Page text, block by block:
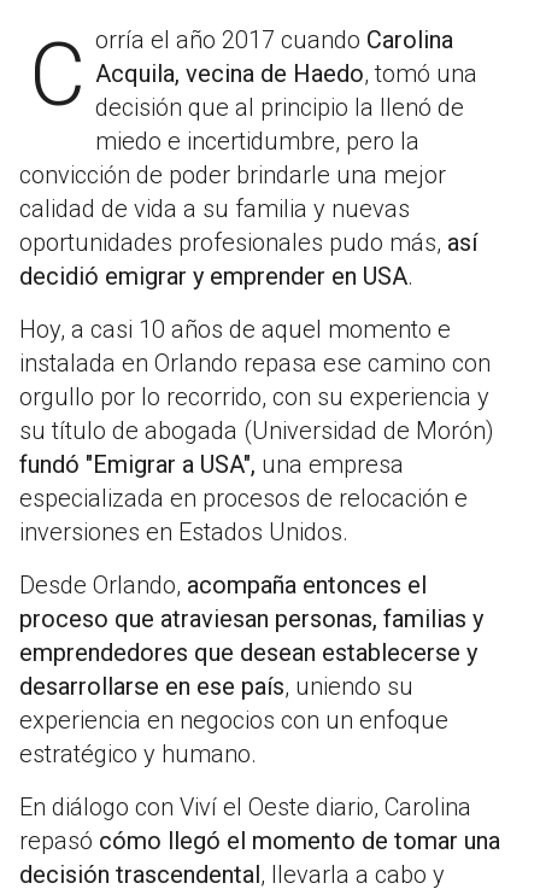
Corría el año 2017 cuando Carolina
Acquila, vecina de Haedo, tomó una
decisión que al principio la llenó de
miedo e incertidumbre, pero la
convicción de poder brindarle una mejor
calidad de vida a su familia y nuevas
oportunidades profesionales pudo más, así
decidió emigrar y emprender en USA.
Hoy, a casi 10 años de aquel momento e
instalada en Orlando repasa ese camino con
orgullo por lo recorrido, con su experiencia y
su título de abogada (Universidad de Morón)
fundó "Emigrar a USA", una empresa
especializada en procesos de relocación e
inversiones en Estados Unidos.
Desde Orlando, acompaña entonces el
proceso que atraviesan personas, familias y
emprendedores que desean establecerse y
desarrollarse en ese país, uniendo su
experiencia en negocios con un enfoque
estratégico y humano.
En diálogo con Viví el Oeste diario, Carolina
repasó cómo llegó el momento de tomar una
decisión trascendental, llevarla a cabo y